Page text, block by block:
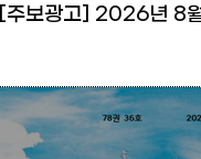
[주보광고] 2026년 8